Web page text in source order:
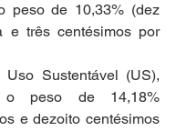
peso de 10,33% (dez
e três centésimos por
Sustentável (US),
o peso de 14,18%
e dezoito centésimos